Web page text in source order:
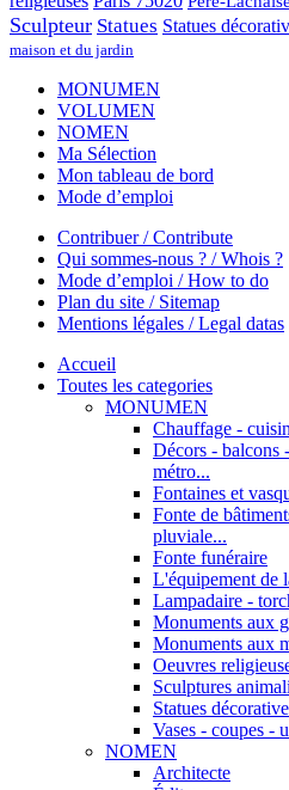
Sculpteur Statues Statues
maison et du jardin
MONUMEN
VOLUMEN
NOMEN
Ma Sélection
Mon tableau de bord
Mode d’emploi
Contribuer / Contribute
Qui sommes-nous ? / Whois ?
Mode d’emploi / How to do
Plan du site / Sitemap
Mentions légales / Legal datas
Accueil
Toutes les categories
MONUMEN
Chauffage -
Décors - balcons
métro...
Fontaines et
Fonte de
pluviale...
Fonte funéraire
L'équipement de
Lampadaire -
Monuments aux
Monuments aux
Oeuvres
Sculptures
Statues
Vases - coupes -
NOMEN
Architecte